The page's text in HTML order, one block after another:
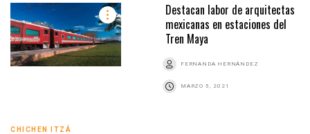
Destacan labor de arquitectas
mexicanas en estaciones del
Tren Maya
FERNANDA HERNÁNDEZ
MARZO 5, 2021
CHICHEN ITZÁ